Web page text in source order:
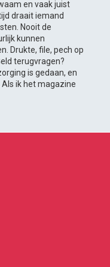
en vaak juist
draait iemand
Nooit de
kunnen
Drukte, file, pech op
terugvragen?
is gedaan, en
ik het magazine